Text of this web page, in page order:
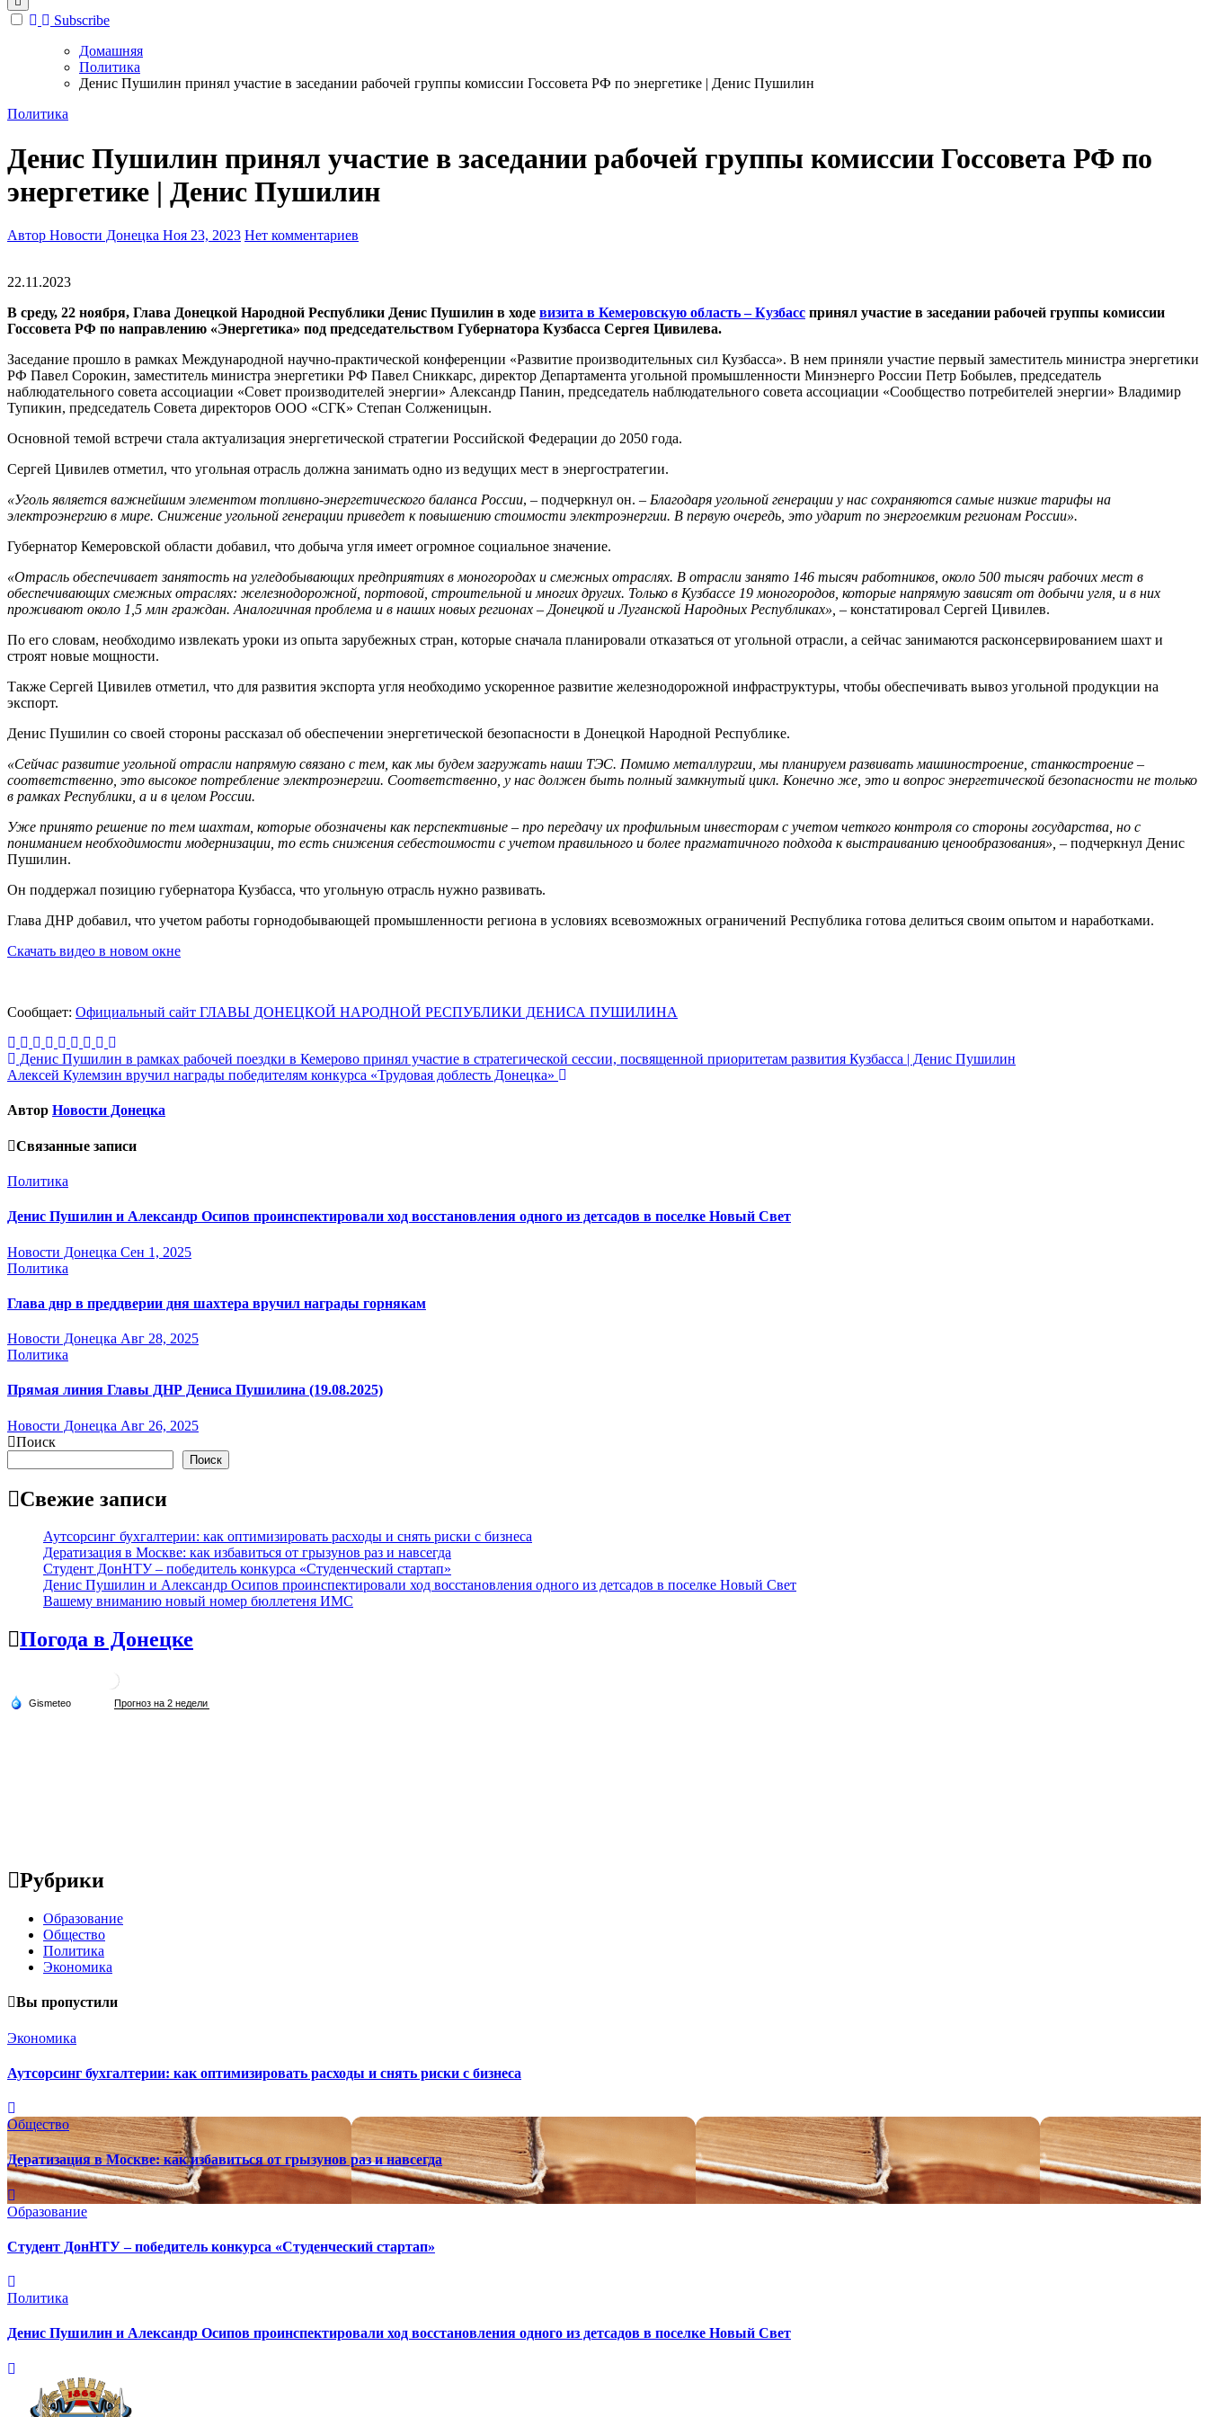
Subscribe
Домашняя
Политика
Денис Пушилин принял участие в заседании рабочей группы комиссии Госсовета РФ по энергетике | Денис Пушилин
Политика
Денис Пушилин принял участие в заседании рабочей группы комиссии Госсовета РФ по
энергетике | Денис Пушилин
Автор Новости Донецка Ноя 23, 2023 Нет комментариев
22.11.2023
В среду, 22 ноября, Глава Донецкой Народной Республики Денис Пушилин в ходе визита в Кемеровскую область – Кузбасс принял участие в заседании рабочей группы комиссии
Госсовета РФ по направлению «Энергетика» под председательством Губернатора Кузбасса Сергея Цивилева.
Заседание прошло в рамках Международной научно-практической конференции «Развитие производительных сил Кузбасса». В нем приняли участие первый заместитель министра энергетики
РФ Павел Сорокин, заместитель министра энергетики РФ Павел Сниккарс, директор Департамента угольной промышленности Минэнерго России Петр Бобылев, председатель
наблюдательного совета ассоциации «Совет производителей энергии» Александр Панин, председатель наблюдательного совета ассоциации «Сообщество потребителей энергии» Владимир
Тупикин, председатель Совета директоров ООО «СГК» Степан Солженицын.
Основной темой встречи стала актуализация энергетической стратегии Российской Федерации до 2050 года.
Сергей Цивилев отметил, что угольная отрасль должна занимать одно из ведущих мест в энергостратегии.
«Уголь является важнейшим элементом топливно-энергетического баланса России, – подчеркнул он. – Благодаря угольной генерации у нас сохраняются самые низкие тарифы на
электроэнергию в мире. Снижение угольной генерации приведет к повышению стоимости электроэнергии. В первую очередь, это ударит по энергоемким регионам России».
Губернатор Кемеровской области добавил, что добыча угля имеет огромное социальное значение.
«Отрасль обеспечивает занятость на угледобывающих предприятиях в моногородах и смежных отраслях. В отрасли занято 146 тысяч работников, около 500 тысяч рабочих мест в
обеспечивающих смежных отраслях: железнодорожной, портовой, строительной и многих других. Только в Кузбассе 19 моногородов, которые напрямую зависят от добычи угля, и в них
проживают около 1,5 млн граждан. Аналогичная проблема и в наших новых регионах – Донецкой и Луганской Народных Республиках», – констатировал Сергей Цивилев.
По его словам, необходимо извлекать уроки из опыта зарубежных стран, которые сначала планировали отказаться от угольной отрасли, а сейчас занимаются расконсервированием шахт и
строят новые мощности.
Также Сергей Цивилев отметил, что для развития экспорта угля необходимо ускоренное развитие железнодорожной инфраструктуры, чтобы обеспечивать вывоз угольной продукции на
экспорт.
Денис Пушилин со своей стороны рассказал об обеспечении энергетической безопасности в Донецкой Народной Республике.
«Сейчас развитие угольной отрасли напрямую связано с тем, как мы будем загружать наши ТЭС. Помимо металлургии, мы планируем развивать машиностроение, станкостроение –
соответственно, это высокое потребление электроэнергии. Соответственно, у нас должен быть полный замкнутый цикл. Конечно же, это и вопрос энергетической безопасности не только
в рамках Республики, а и в целом России.
Уже принято решение по тем шахтам, которые обозначены как перспективные – про передачу их профильным инвесторам с учетом четкого контроля со стороны государства, но с
пониманием необходимости модернизации, то есть снижения себестоимости с учетом правильного и более прагматичного подхода к выстраиванию ценообразования», – подчеркнул Денис
Пушилин.
Он поддержал позицию губернатора Кузбасса, что угольную отрасль нужно развивать.
Глава ДНР добавил, что учетом работы горнодобывающей промышленности региона в условиях всевозможных ограничений Республика готова делиться своим опытом и наработками.
Скачать видео в новом окне
Сообщает: Официальный сайт ГЛАВЫ ДОНЕЦКОЙ НАРОДНОЙ РЕСПУБЛИКИ ДЕНИСА ПУШИЛИНА
Навигация
по
записям
Денис Пушилин в рамках рабочей поездки в Кемерово принял участие в стратегической сессии, посвященной приоритетам развития Кузбасса | Денис Пушилин
Алексей Кулемзин вручил награды победителям конкурса «Трудовая доблесть Донецка»
Автор Новости Донецка
Связанные записи
Политика
Денис Пушилин и Александр Осипов проинспектировали ход восстановления одного из детсадов в поселке Новый Свет
Новости Донецка Сен 1, 2025
Политика
Глава днр в преддверии дня шахтера вручил награды горнякам
Новости Донецка Авг 28, 2025
Политика
Прямая линия Главы ДНР Дениса Пушилина (19.08.2025)
Новости Донецка Авг 26, 2025
Поиск
Поиск
Свежие записи
Аутсорсинг бухгалтерии: как оптимизировать расходы и снять риски с бизнеса
Дератизация в Москве: как избавиться от грызунов раз и навсегда
Студент ДонНТУ – победитель конкурса «Студенческий стартап»
Денис Пушилин и Александр Осипов проинспектировали ход восстановления одного из детсадов в поселке Новый Свет
Вашему вниманию новый номер бюллетеня ИМС
Погода в Донецке
Рубрики
Образование
Общество
Политика
Экономика
Вы пропустили
Экономика
Аутсорсинг бухгалтерии: как оптимизировать расходы и снять риски с бизнеса
Общество
Дератизация в Москве: как избавиться от грызунов раз и навсегда
Образование
Студент ДонНТУ – победитель конкурса «Студенческий стартап»
Политика
Денис Пушилин и Александр Осипов проинспектировали ход восстановления одного из детсадов в поселке Новый Свет